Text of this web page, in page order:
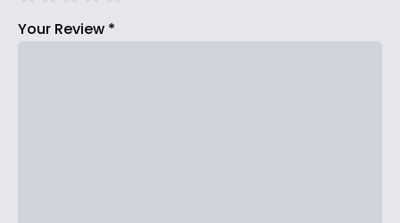
Your Review *